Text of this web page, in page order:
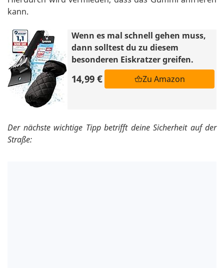
kann.
Wenn es mal schnell gehen muss,
dann solltest du zu diesem
besonderen Eiskratzer greifen.
14,99 € Zu Amazon
Der nächste wichtige Tipp betrifft deine Sicherheit auf der
Straße: